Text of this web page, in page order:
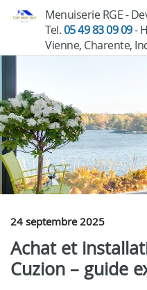
Menuiserie RGE -
Tel.05 49 83 09 09-
Vienne, Charente,
24 septembre 2025
Achat et
Cuzion – guide